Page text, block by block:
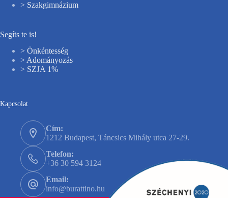
> Szakgimnázium
Segíts te is!
> Önkéntesség
> Adományozás
> SZJA 1%
Kapcsolat
Cím:
1212 Budapest, Táncsics Mihály utca 27-29.
Telefon:
+36 30 594 3124
Email:
info@burattino.hu